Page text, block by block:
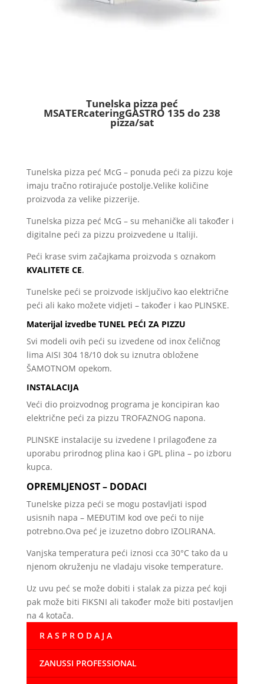
Tunelska pizza peć
MSATERcateringGASTRO 135 do 238
pizza/sat
Tunelska pizza peć McG – ponuda peći za pizzu koje
imaju tračno rotirajuće postolje.Velike količine
proizvoda za velike pizzerije.
Tunelska pizza peć McG – su mehaničke ali također i
digitalne peći za pizzu proizvedene u Italiji.
Peći krase svim začajkama proizvoda s oznakom
KVALITETE CE.
Tunelske peći se proizvode isključivo kao električne
peći ali kako možete vidjeti – također i kao PLINSKE.
Materijal izvedbe TUNEL PEĆI ZA PIZZU
Svi modeli ovih peći su izvedene od inox čeličnog
lima AISI 304 18/10 dok su iznutra obložene
ŠAMOTNOM opekom.
INSTALACIJA
Veći dio proizvodnog programa je koncipiran kao
električne peći za pizzu TROFAZNOG napona.
PLINSKE instalacije su izvedene I prilagođene za
uporabu prirodnog plina kao i GPL plina – po izboru
kupca.
OPREMLJENOST – DODACI
Tunelske pizza peći se mogu postavljati ispod
usisnih napa – MEĐUTIM kod ove peći to nije
potrebno.Ova peć je izuzetno dobro IZOLIRANA.
Vanjska temperatura peći iznosi cca 30°C tako da u
njenom okruženju ne vladaju visoke temperature.
Uz uvu peć se može dobiti i stalak za pizza peć koji
pak može biti FIKSNI ali također može biti postavljen
na 4 kotača.
R A S P R O D A J A
ZANUSSI PROFESSIONAL